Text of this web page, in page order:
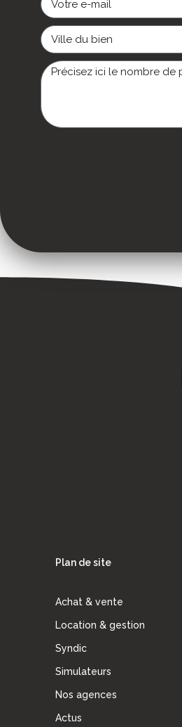
Plan de site
Achat & vente
Location & gestion
Syndic
Simulateurs
Nos agences
Actus